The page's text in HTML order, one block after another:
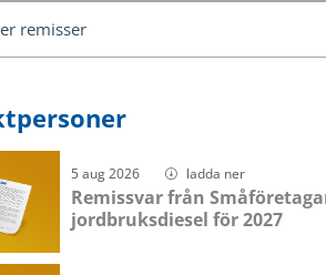
5 aug 2026 ladda ner
Remissvar från
jordbruksdiesel för 2027